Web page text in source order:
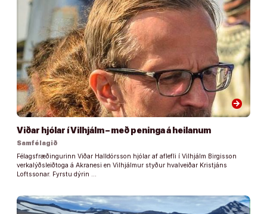
arrow_forward
Viðar hjólar í Vilhjálm – með peninga á heilanum
Samfélagið
Félagsfræðingurinn Viðar Halldórsson hjólar af aflefli í Vilhjálm Birgisson
verkalýðsleiðtoga á Akranesi en Vilhjálmur styður hvalveiðar Kristjáns
Loftssonar. Fyrstu dýrin …